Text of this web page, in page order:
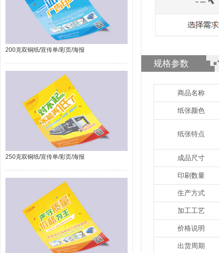
200克双铜纸/宣传单/彩页/海报
250克双铜纸/宣传单/彩页/海报
规格参数
商品名称
纸张颜色
纸张特点
成品尺寸
印刷数量
生产方式
加工工艺
价格说明
出货周期